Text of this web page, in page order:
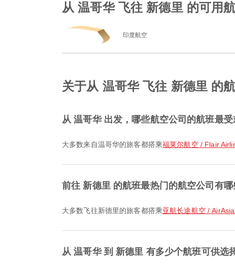
从 温哥华 飞往 新德里 的可用
印度航空
关于从 温哥华 飞往 新德里 的
从 温哥华 出发，哪些航空公司的航班最受
大多数来自温哥华的旅客都搭乘福莱尔航空 / Flair
前往 新德里 的航班最热门的航空公司有哪
大多数飞往新德里的旅客都搭乘亚航长途航空 /
从 温哥华 到 新德里 有多少个航班可供选